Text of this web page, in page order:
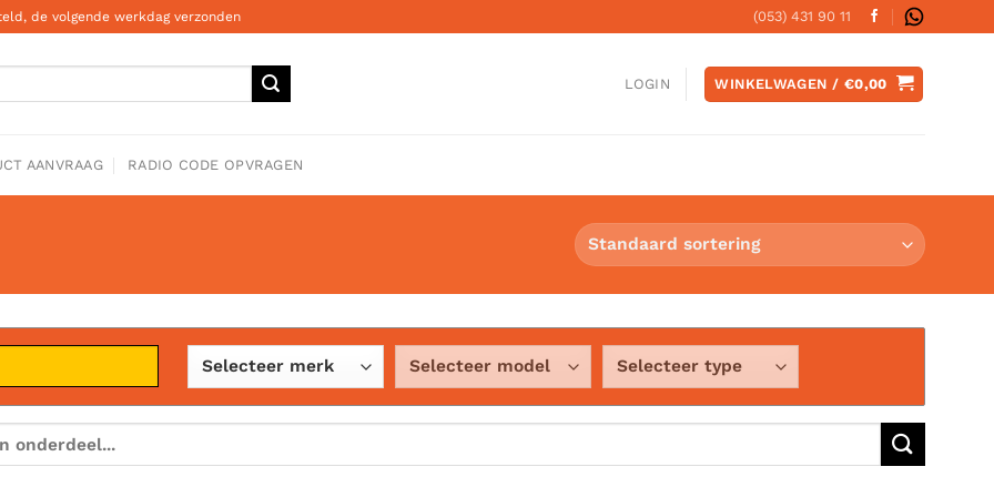
de volgende werkdag verzonden (053) 431 90 11
LOGIN WINKELWAGEN / €0,00
AANVRAAG RADIO CODE OPVRAGEN